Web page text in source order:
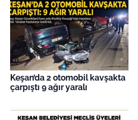
Keşan’da 2 otomobil kavşakta
çarpıştı 9 ağır yaralı